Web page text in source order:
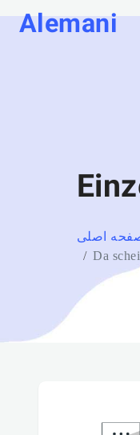
Alemani
اصلی
Da